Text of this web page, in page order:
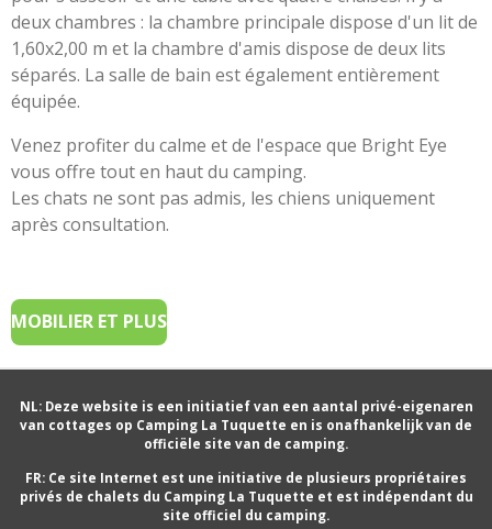
deux chambres : la chambre principale dispose d'un lit de
1,60x2,00 m et la chambre d'amis dispose de deux lits
séparés. La salle de bain est également entièrement
équipée.
Venez profiter du calme et de l'espace que Bright Eye
vous offre tout en haut du camping.
Les chats ne sont pas admis, les chiens uniquement
après consultation.
MOBILIER ET PLUS
NL: Deze website is een initiatief van een aantal privé-eigenaren
van cottages op Camping La Tuquette en is onafhankelijk van de
officiële site van de camping.
FR: Ce site Internet est une initiative de plusieurs propriétaires
privés de chalets du Camping La Tuquette et est indépendant du
site officiel du camping.